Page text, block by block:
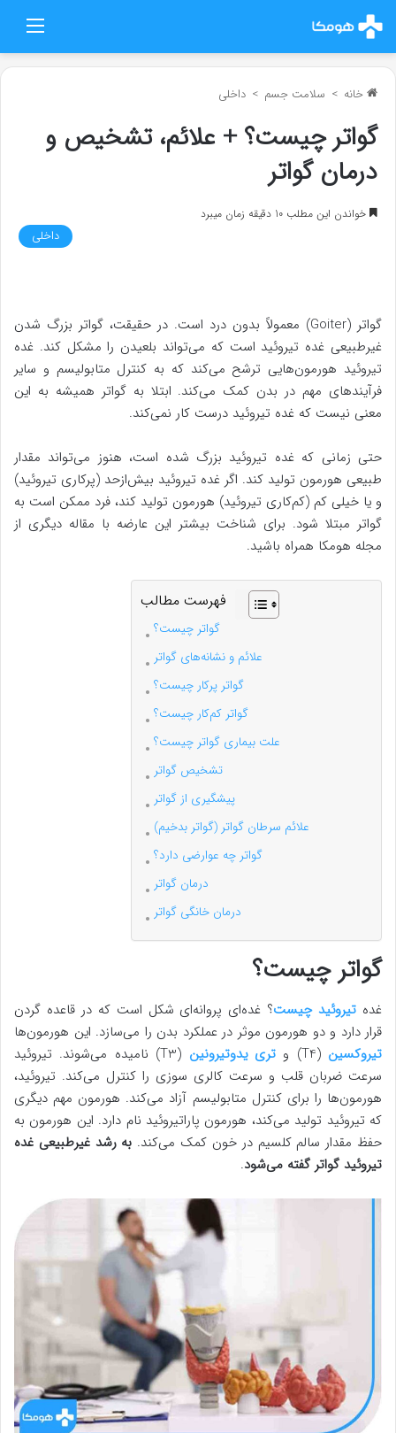
خانه > سلامت جسم > داخلی
گواتر چیست؟ + علائم، تشخیص و
درمان گواتر
خواندن این مطلب 10 دقیقه زمان میبرد
داخلی
گواتر (Goiter) معمولاً بدون درد است. در حقیقت، گواتر بزرگ شدن
غیرطبیعی غده تیروئید است که می‌تواند بلعیدن را مشکل کند. غده
تیروئید هورمون‌هایی ترشح می‌کند که به کنترل متابولیسم و سایر
فرآیندهای مهم در بدن کمک می‌کند. ابتلا به گواتر همیشه به این
معنی نیست که غده تیروئید درست کار نمی‌کند.
حتی زمانی که غده تیروئید بزرگ شده است، هنوز می‌تواند مقدار
طبیعی هورمون تولید کند. اگر غده تیروئید بیش‌ازحد (پرکاری تیروئید)
و یا خیلی کم (کم‌کاری تیروئید) هورمون تولید کند، فرد ممکن است به
گواتر مبتلا شود. برای شناخت بیشتر این عارضه با مقاله دیگری از
مجله هومکا همراه باشید.
فهرست مطالب
گواتر چیست؟
علائم و نشانه‌های گواتر
گواتر پرکار چیست؟
گواتر کم‌کار چیست؟
علت بیماری گواتر چیست؟
تشخیص گواتر
پیشگیری از گواتر
علائم سرطان گواتر (گواتر بدخیم)
گواتر چه عوارضی دارد؟
درمان گواتر
درمان خانگی گواتر
گواتر چیست؟
غده تیروئید چیست؟ غده‌ای پروانه‌ای شکل است که در قاعده گردن
قرار دارد و دو هورمون موثر در عملکرد بدن را می‌سازد. این هورمون‌ها
تیروکسین (T4) و تری یدوتیرونین
(T3) نامیده می‌شوند. تیروئید
سرعت ضربان قلب و سرعت کالری سوزی را کنترل می‌کند. تیروئید،
هورمون‌ها را برای کنترل متابولیسم آزاد می‌کند. هورمون مهم دیگری
که تیروئید تولید می‌کند، هورمون پاراتیروئید نام دارد. این هورمون به
حفظ مقدار سالم کلسیم در خون کمک می‌کند. به رشد غیرطبیعی غده
تیروئید گواتر گفته می‌شود.